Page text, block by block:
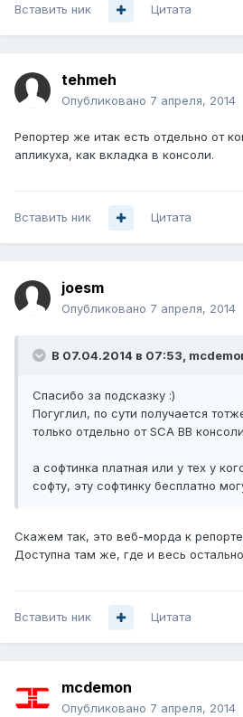
Вставить ник Цитата
tehmeh
Опубликовано 7 апреля, 2014
Репортер же итак есть отдельно от
апликуха, как вкладка в консоли.
Вставить ник Цитата
joesm
Опубликовано 7 апреля, 2014
В 07.04.2014 в 07:53,
Спасибо за подсказку :)
Погуглил, по сути получается
только отдельно от SCA BB
а софтинка платная или у тех у
софту, эту софтинку бесплатно
Скажем так, это веб-морда к
Доступна там же, где и весь
Вставить ник Цитата
mcdemon
Опубликовано 7 апреля, 2014